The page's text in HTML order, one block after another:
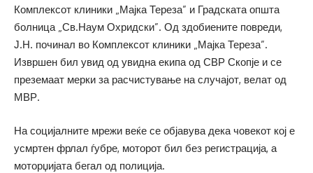
Комплексот клиники „Мајка Тереза” и Градската општа
болница „Св.Наум Охридски”. Од здобиените повреди,
Ј.Н. починал во Комплексот клиники „Мајка Тереза”.
Извршен бил увид од увидна екипа од СВР Скопје и се
преземаат мерки за расчистување на случајот, велат од
МВР.
На социјалните мрежи веќе се објавува дека човекот кој е
усмртен фрлал ѓубре, моторот бил без регистрација, а
моторџијата бегал од полиција.